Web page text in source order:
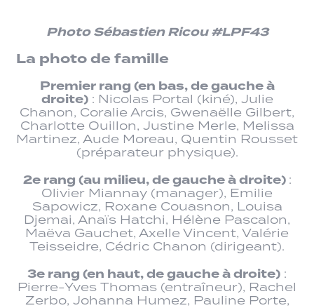
Photo Sébastien Ricou #LPF43
La photo de famille
Premier rang (en bas, de gauche à
droite): Nicolas Portal (kiné), Julie
Chanon, Coralie Arcis, Gwenaëlle Gilbert,
Charlotte Ouillon, Justine Merle, Melissa
Martinez, Aude Moreau, Quentin Rousset
(préparateur physique).
2e rang (au milieu, de gauche à droite) :
Olivier Miannay (manager), Emilie
Sapowicz, Roxane Couasnon, Louisa
Djemai, Anaïs Hatchi, Hélène Pascalon,
Maëva Gauchet, Axelle Vincent, Valérie
Teisseidre, Cédric Chanon (dirigeant).
3e rang (en haut, de gauche à droite) :
Pierre-Yves Thomas (entraîneur), Rachel
Zerbo, Johanna Humez, Pauline Porte,